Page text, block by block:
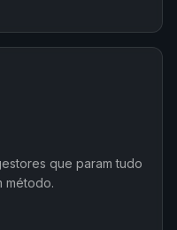
que param tudo
método.